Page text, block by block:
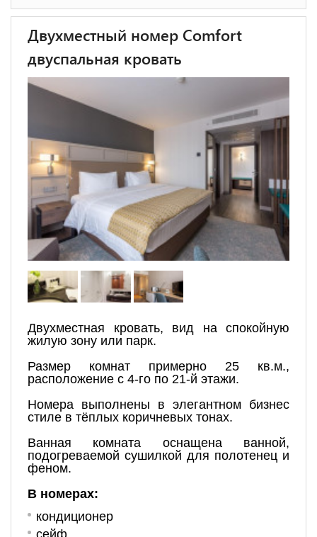
Двухместный номер Comfort
двуспальная кровать
Двухместная кровать, вид на спокойную
жилую зону или парк.
Размер комнат примерно 25 кв.м.,
расположение с 4-го по 21-й этажи.
Номера выполнены в элегантном бизнес
стиле в тёплых коричневых тонах.
Ванная комната оснащена ванной,
подогреваемой сушилкой для полотенец и
феном.
В номерах:
кондиционер
сейф